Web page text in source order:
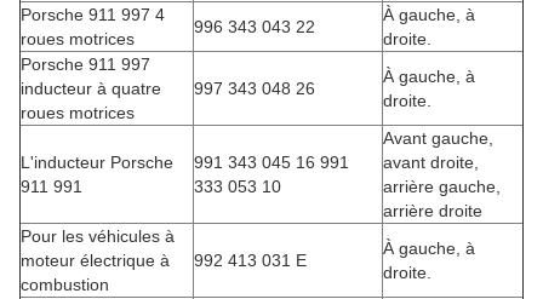
Porsche 911 997 4
roues motrices
996 343 043 22
À gauche, à
droite.
Porsche 911 997
inducteur à quatre
roues motrices
997 343 048 26
À gauche, à
droite.
L'inducteur Porsche
911 991
991 343 045 16 991
333 053 10
Avant gauche,
avant droite,
arrière gauche,
arrière droite
Pour les véhicules à
moteur électrique à
combustion
992 413 031 E
À gauche, à
droite.